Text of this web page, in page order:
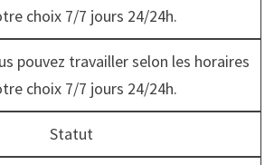
choix 7/7 jours 24/24h.
pouvez travailler selon les horaires
choix 7/7 jours 24/24h.
Statut